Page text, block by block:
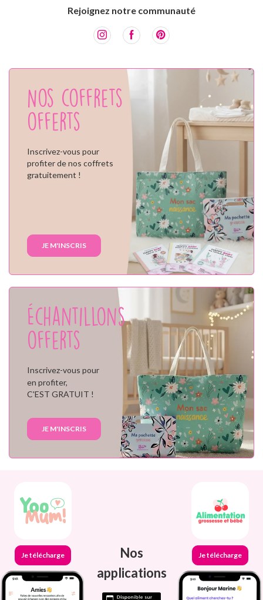
Rejoignez notre communauté
Nos coffrets
offerts
Inscrivez-vous pour
profiter de nos coffrets
gratuitement !
JE M'INSCRIS
Échantillons
offerts
Inscrivez-vous pour
en profiter,
C'EST GRATUIT !
JE M'INSCRIS
Je télécharge
Nos
applications
Je télécharge